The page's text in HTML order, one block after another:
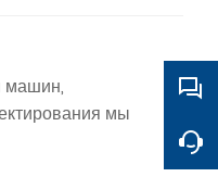
машин,
мы